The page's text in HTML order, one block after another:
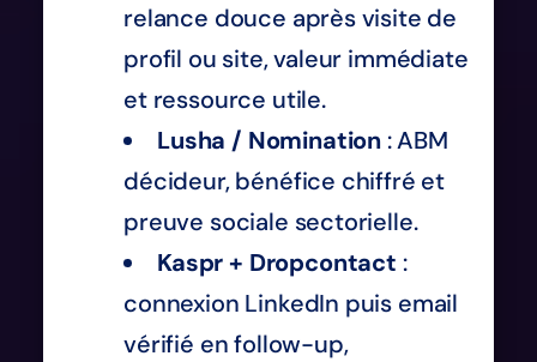
relance douce après visite de
profil ou site, valeur immédiate
et ressource utile.
Lusha / Nomination: ABM
décideur, bénéfice chiffré et
preuve sociale sectorielle.
Kaspr + Dropcontact :
connexion LinkedIn puis email
vérifié en follow-up,